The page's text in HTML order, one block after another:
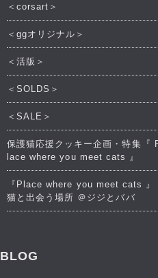
＜corsart＞
＜ggオリジナル＞
＜活版＞
＜SOLDS＞
＜SALE＞
保護猫応援クッキー企画・特集『
lace where you meet cats 』
『Place where you meet cats 』
猫と出会う場所 ＠ジジとババ
BLOG